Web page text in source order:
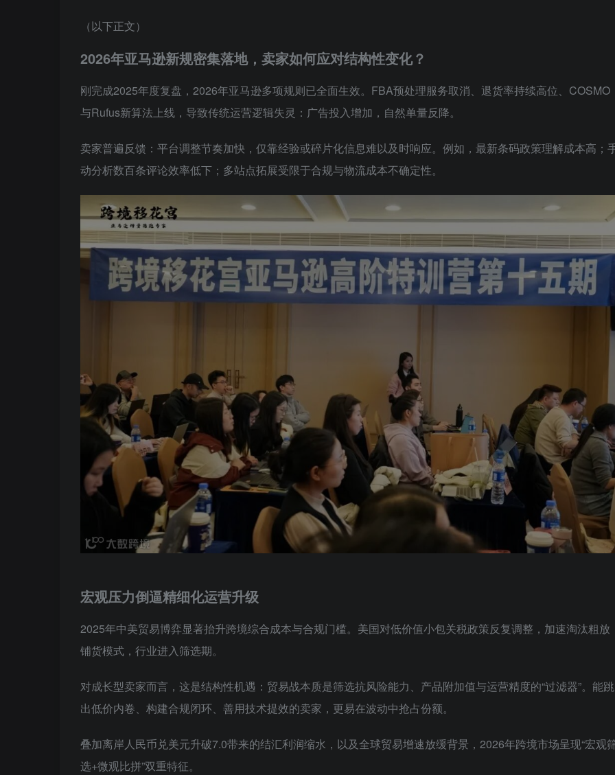
（以下正文）
2026年亚马逊新规密集落地，卖家如何应对结构性变化？
刚完成2025年度复盘，2026年亚马逊多项规则已全面生效。FBA预处理服务取消、退货率持续高位、COSMO
与Rufus新算法上线，导致传统运营逻辑失灵：广告投入增加，自然单量反降。
卖家普遍反馈：平台调整节奏加快，仅靠经验或碎片化信息难以及时响应。例如，最新条码政策理解成本高；
动分析数百条评论效率低下；多站点拓展受限于合规与物流成本不确定性。
宏观压力倒逼精细化运营升级
2025年中美贸易博弈显著抬升跨境综合成本与合规门槛。美国对低价值小包关税政策反复调整，加速淘汰粗放
铺货模式，行业进入筛选期。
对成长型卖家而言，这是结构性机遇：贸易战本质是筛选抗风险能力、产品附加值与运营精度的“过滤器”。能跳
出低价内卷、构建合规闭环、善用技术提效的卖家，更易在波动中抢占份额。
叠加离岸人民币兑美元升破7.0带来的结汇利润缩水，以及全球贸易增速放缓背景，2026年跨境市场呈现“宏观
选+微观比拼”双重特征。